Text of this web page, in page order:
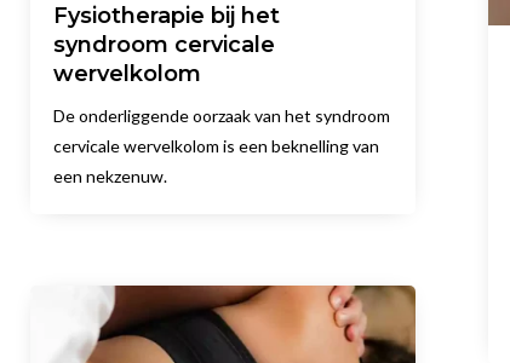
Fysiotherapie bij het
syndroom cervicale
wervelkolom
De onderliggende oorzaak van het syndroom
cervicale wervelkolom is een beknelling van
een nekzenuw.